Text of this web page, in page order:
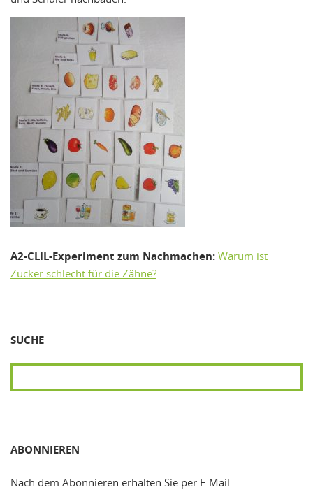
A2-CLIL-Experiment zum Nachmachen: Warum ist
Zucker schlecht für die Zähne?
SUCHE
ABONNIEREN
Nach dem Abonnieren erhalten Sie per E-Mail